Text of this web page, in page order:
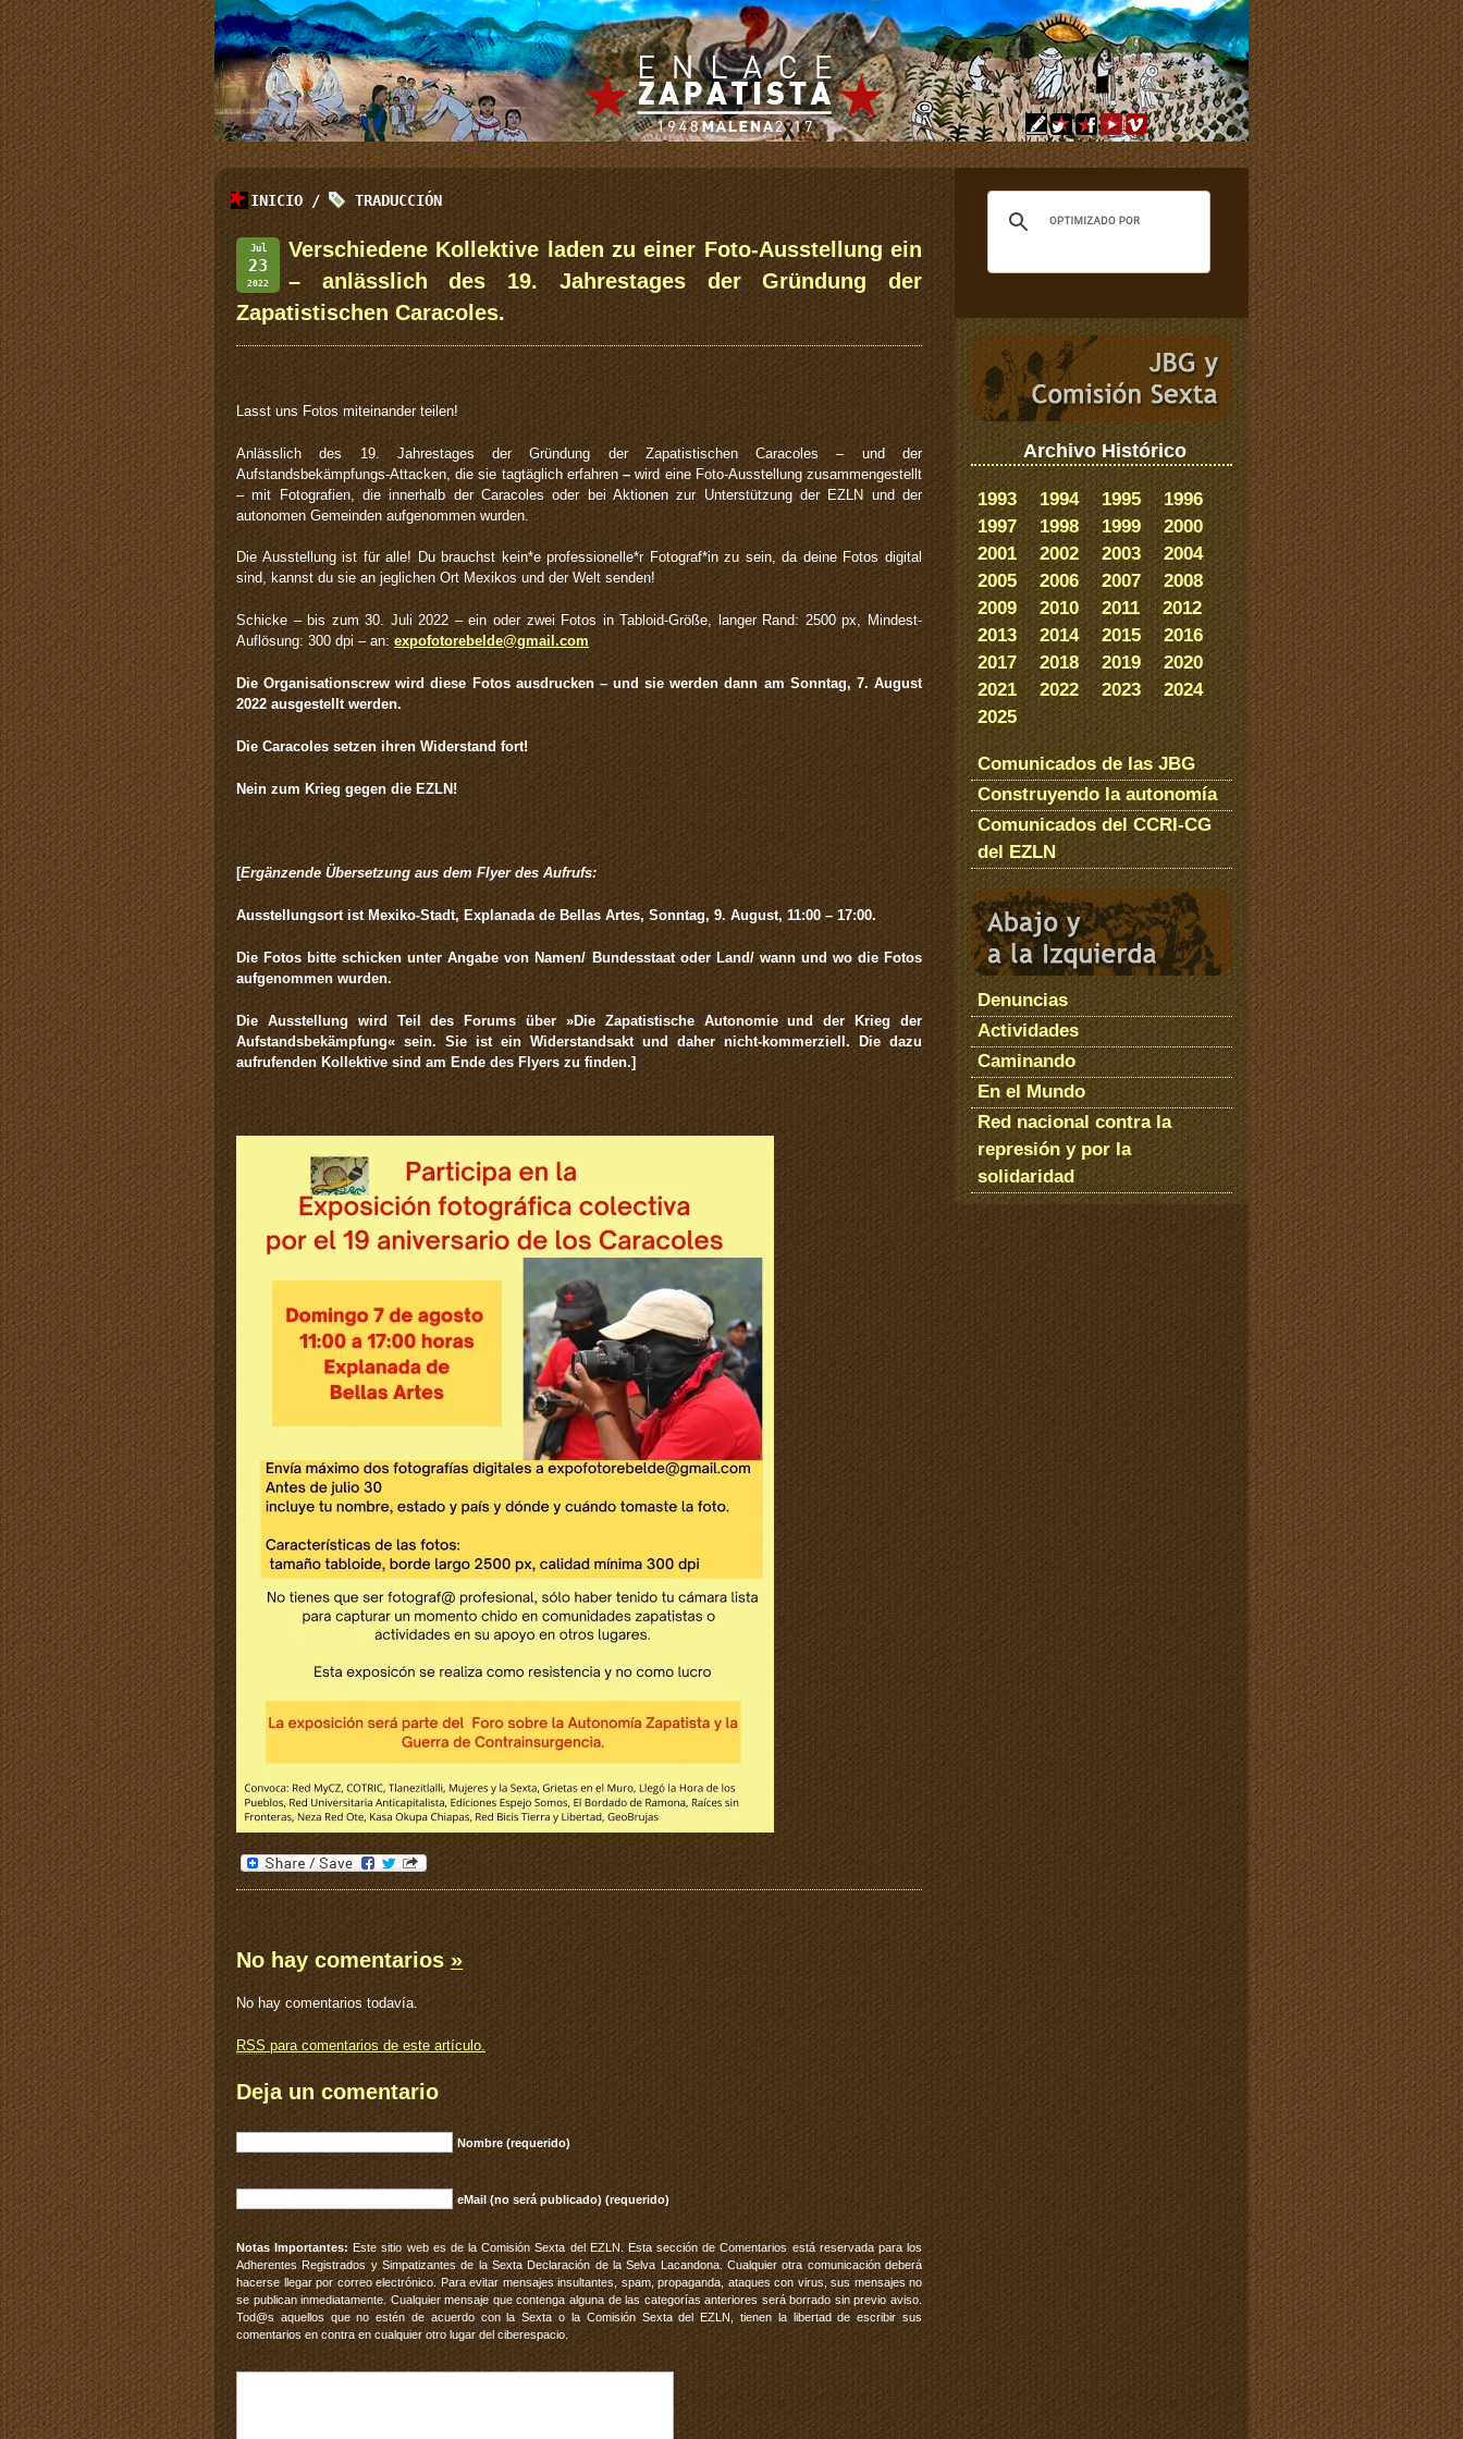
INICIO / TRADUCCIÓN
Jul
23
2022
Verschiedene Kollektive laden zu einer Foto-Ausstellung ein
– anlässlich des 19. Jahrestages der Gründung der
Zapatistischen Caracoles.
Lasst uns Fotos miteinander teilen!
Anlässlich des 19. Jahrestages der Gründung der Zapatistischen Caracoles – und der
Aufstandsbekämpfungs-Attacken, die sie tagtäglich erfahren– wird eine Foto-Ausstellung zusammengestellt
– mit Fotografien, die innerhalb der Caracoles oder bei Aktionen zur Unterstützung der EZLN und der
autonomen Gemeinden aufgenommen wurden.
Die Ausstellung ist für alle! Du brauchst kein*e professionelle*r Fotograf*in zu sein, da deine Fotos digital
sind, kannst du sie an jeglichen Ort Mexikos und der Welt senden!
Schicke – bis zum 30. Juli 2022 – ein oder zwei Fotos in Tabloid-Größe, langer Rand: 2500 px, Mindest-
Auflösung: 300 dpi – an:expofotorebelde@gmail.com
Die Organisationscrew wird diese Fotos ausdrucken – und sie werden dann am Sonntag, 7. August
2022 ausgestellt werden.
Die Caracoles setzen ihren Widerstand fort!
Nein zum Krieg gegen die EZLN!
[Ergänzende Übersetzung aus dem Flyer des Aufrufs:
Ausstellungsort ist Mexiko-Stadt, Explanada de Bellas Artes, Sonntag, 9. August, 11:00 – 17:00.
Die Fotos bitte schicken unter Angabe von Namen/ Bundesstaat oder Land/ wann und wo die Fotos
aufgenommen wurden.
Die Ausstellung wird Teil des Forums über »Die Zapatistische Autonomie und der Krieg der
Aufstandsbekämpfung« sein. Sie ist ein Widerstandsakt und daher nicht-kommerziell. Die dazu
aufrufenden Kollektive sind am Ende des Flyers zu finden.]
No hay comentarios »
No hay comentarios todavía.
RSS para comentarios de este artículo.
Deja un comentario
Nombre (requerido)
eMail (no será publicado) (requerido)
Notas Importantes: Este sitio web es de la Comisión Sexta del EZLN. Esta sección de Comentarios está reservada para los
Adherentes Registrados y Simpatizantes de la Sexta Declaración de la Selva Lacandona. Cualquier otra comunicación deberá
hacerse llegar por correo electrónico. Para evitar mensajes insultantes, spam, propaganda, ataques con virus, sus mensajes no
se publican inmediatamente. Cualquier mensaje que contenga alguna de las categorías anteriores será borrado sin previo aviso.
Tod@s aquellos que no estén de acuerdo con la Sexta o la Comisión Sexta del EZLN, tienen la libertad de escribir sus
comentarios en contra en cualquier otro lugar del ciberespacio.
Archivo Histórico
1993 1994 1995
1996
1997
1998 1999
2000
2001
2002 2003
2004
2005
2006 2007
2008
2009
2010 2011
2012
2013
2014 2015
2016
2017
2018 2019
2020
2021
2022 2023
2024
2025
Comunicados de las JBG
Construyendo la autonomía
Comunicados del CCRI-CG
del EZLN
Denuncias
Actividades
Caminando
En el Mundo
Red nacional contra la
represión y por la
solidaridad